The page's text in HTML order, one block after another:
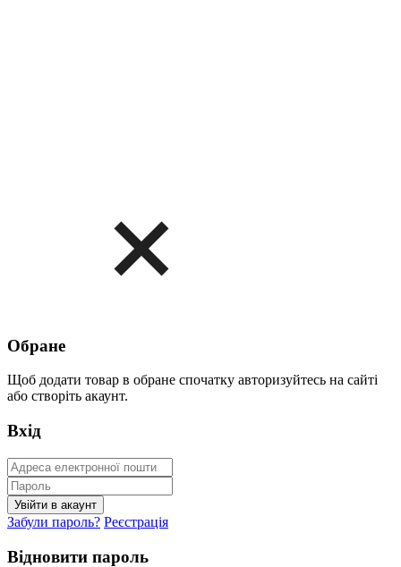
Обране
Щоб додати товар в обране спочатку авторизуйтесь на сайті
або створіть акаунт.
Вхід
Забули пароль? Реєстрація
Відновити пароль